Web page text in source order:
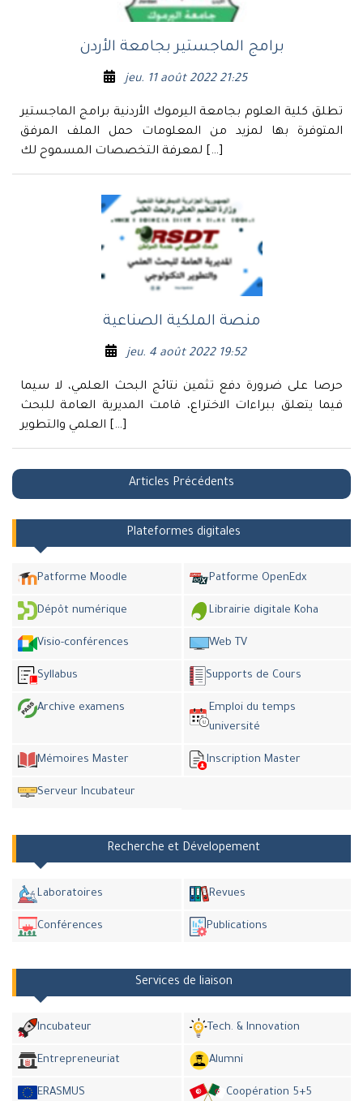
برامج الماجستير بجامعة الأردن
jeu. 11 août 2022 21:25
تطلق كلية العلوم بجامعة اليرموك الأردنية برامج الماجستير
المتوفرة بها لمزيد من المعلومات حمل الملف المرفق
لمعرفة التخصصات المسموح لك […]
منصة الملكية الصناعية
jeu. 4 août 2022 19:52
حرصا على ضرورة دفع تثمين نتائج البحث العلمي، لا سيما
فيما يتعلق ببراءات الاختراع، قامت المديرية العامة للبحث
العلمي والتطوير […]
Navigation
des
Articles Précédents
Plateformes digitales
Patforme Moodle Patforme OpenEdx
Dépôt numérique Librairie digitale Koha
Visio-conférences Web TV
Syllabus Supports de Cours
Archive examens
Emploi du temps
université
Mémoires Master Inscription Master
Serveur Incubateur
Recherche et Dévelopement
Laboratoires Revues
Conférences Publications
Services de liaison
Incubateur Tech. & Innovation
Entrepreneuriat Alumni
ERASMUS Coopération 5+5